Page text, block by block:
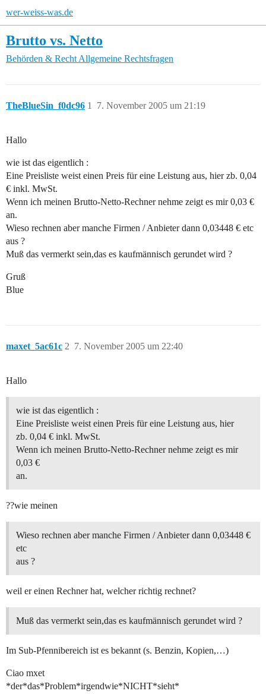
wer-weiss-was.de
Brutto vs. Netto
Behörden & Recht Allgemeine Rechtsfragen
TheBlueSin_f0dc96 7. November 2005 um 21:19
1
Hallo
wie ist das eigentlich :
Eine Preisliste weist einen Preis für eine Leistung aus, hier zb. 0,04
€ inkl. MwSt.
Wenn ich meinen Brutto-Netto-Rechner nehme zeigt es mir 0,03 €
an.
Wieso rechnen aber manche Firmen / Anbieter dann 0,03448 € etc
aus ?
Muß das vermerkt sein,das es kaufmännisch gerundet wird ?
Gruß
Blue
maxet_5ac61c 7. November 2005 um 22:40
2
Hallo
wie ist das eigentlich :
Eine Preisliste weist einen Preis für eine Leistung aus, hier
zb. 0,04 € inkl. MwSt.
Wenn ich meinen Brutto-Netto-Rechner nehme zeigt es mir
0,03 €
an.
??wie meinen
Wieso rechnen aber manche Firmen / Anbieter dann 0,03448 €
etc
aus ?
weil er einen Rechner hat, welcher richtig rechnet?
Muß das vermerkt sein,das es kaufmännisch gerundet wird ?
Im Sub-Pfennibereich ist es bekannt (s. Benzin, Kopien,…)
Ciao mxet
*der*das*Problem*irgendwie*NICHT*sieht*